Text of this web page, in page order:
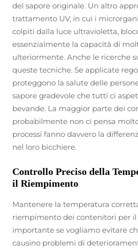
del sapore originale. Un altro
trattamento UV, in cui i
colpiti dalla luce ultravioletta,
essenzialmente la capacità di
ulteriormente. Anche le ricerche
queste tecniche. Se applicate
proteggono la salute delle
sapore gradevole che tutti ci
bevande. La maggior parte dei
probabilmente non ci pensa
processi fanno davvero la
nel loro bicchiere.
Controllo Preciso della
il Riempimento
Mantenere la temperatura
riempimento dei contenitori per il
importante se vogliamo evitare
causino problemi di